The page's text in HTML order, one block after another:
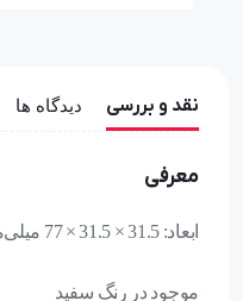
نقد و بررسی دیدگاه ها
معرفی
ابعاد: 31.5 × 31.5 × 77 میلی‌متر
موجود در رنگ سفید